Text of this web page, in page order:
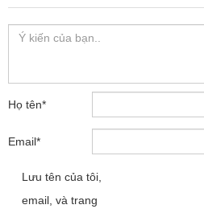
Họ tên*
Email*
Lưu tên của tôi,
email, và trang